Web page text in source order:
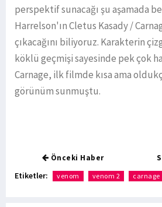
perspektif sunacağı şu aşamada
Harrelson'ın Cletus Kasady /
çıkacağını biliyoruz. Karakterin
köklü geçmişi sayesinde pek çok
Carnage, ilk filmde kısa ama
görünüm sunmuştu.
Önceki Haber
Etiketler: venom venom 2 carnage